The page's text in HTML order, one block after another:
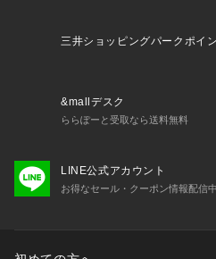
三井ショッピングパークポイ
&mallデスク
ららぽーと受取なら送料無料
LINE公式アカウント
お得なセール・クーポン情報配信中